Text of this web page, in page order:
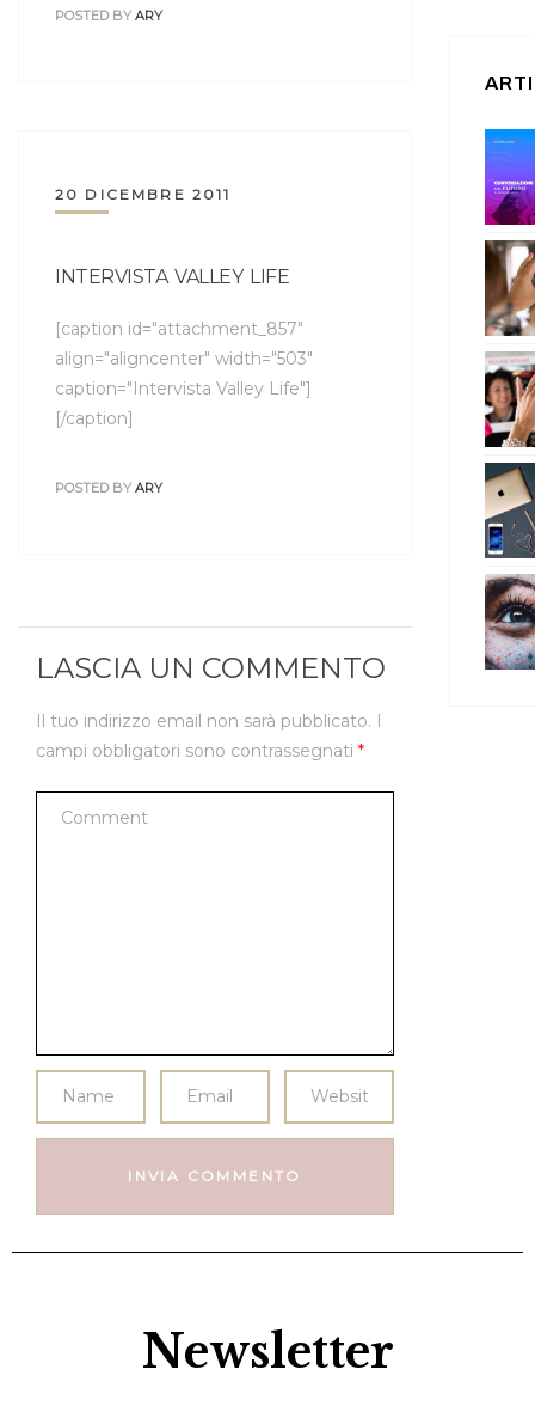
POSTED BY ARY
20 DICEMBRE 2011
INTERVISTA VALLEY LIFE
[caption id="attachment_857"
align="aligncenter" width="503"
caption="Intervista Valley Life"]
[/caption]
POSTED BY ARY
LASCIA UN COMMENTO
Il tuo indirizzo email non sarà pubblicato. I
campi obbligatori sono contrassegnati *
Newsletter